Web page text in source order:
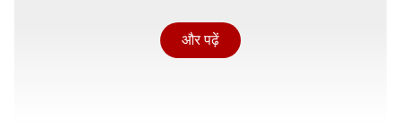
और पढ़ें